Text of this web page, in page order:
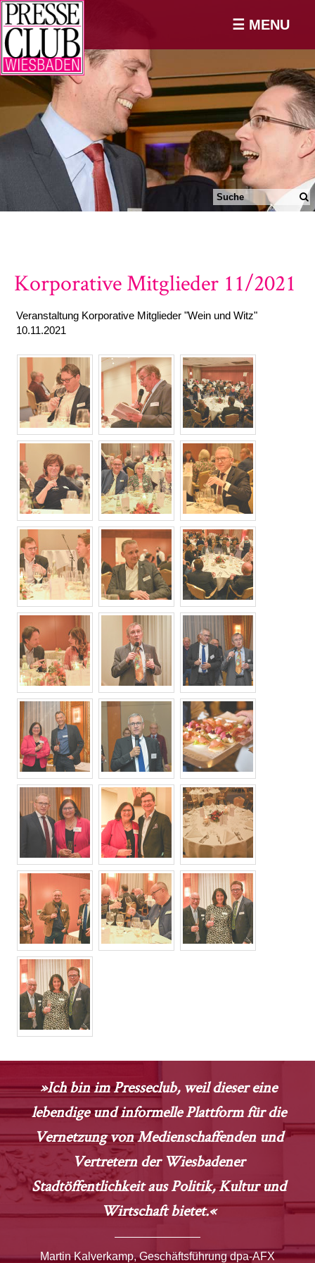
☰ MENU
Korporative Mitglieder 11/2021
Veranstaltung Korporative Mitglieder "Wein und Witz"
10.11.2021
»Ich bin im Presseclub, weil dieser eine
lebendige und informelle Plattform für die
Vernetzung von Medienschaffenden und
Vertretern der Wiesbadener
Stadtöffentlichkeit aus Politik, Kultur und
Wirtschaft bietet.«
Martin Kalverkamp, Geschäftsführung dpa-AFX